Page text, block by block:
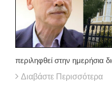
περιληφθεί στην ημερήσια
Διαβάστε Περισσότερα